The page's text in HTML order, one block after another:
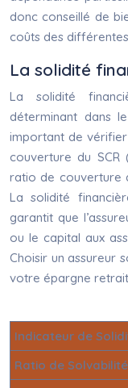
donc conseillé de
coûts des
La solidité
La solidité
déterminant dans
important de vérifier
couverture du SCR
ratio de couverture
La solidité
garantit que
ou le capital aux
Choisir un assureur
votre épargne
Indicateur de
Ratio de Solvabilité